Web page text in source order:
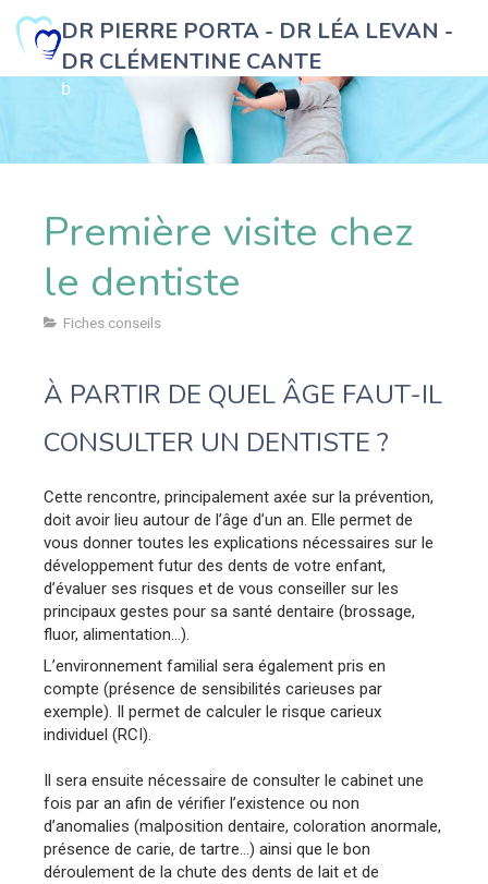
DR PIERRE PORTA - DR LÉA LEVAN -
DR CLÉMENTINE CANTE
b
Première visite chez
le dentiste
Fiches conseils
À PARTIR DE QUEL ÂGE FAUT-IL
CONSULTER UN DENTISTE ?
Cette rencontre, principalement axée sur la prévention,
doit avoir lieu autour de l’âge d’un an. Elle permet de
vous donner toutes les explications nécessaires sur le
développement futur des dents de votre enfant,
d’évaluer ses risques et de vous conseiller sur les
principaux gestes pour sa santé dentaire (brossage,
fluor, alimentation…).
L’environnement familial sera également pris en
compte (pré­sence de sensibilités carieuses par
exemple). Il permet de calculer le risque carieux
individuel (RCI).
Il sera ensuite nécessaire de consulter le cabinet une
fois par an afin de vérifier l’existence ou non
d’anomalies (malposition dentaire, coloration anormale,
présence de carie, de tartre…) ainsi que le bon
déroulement de la chute des dents de lait et de